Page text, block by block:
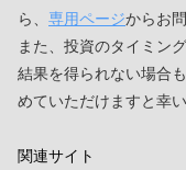
FXで使ってるサイトは
LIGHT FX、みんなの
券（FXネオ）、DMM
トなどです。（数百万円